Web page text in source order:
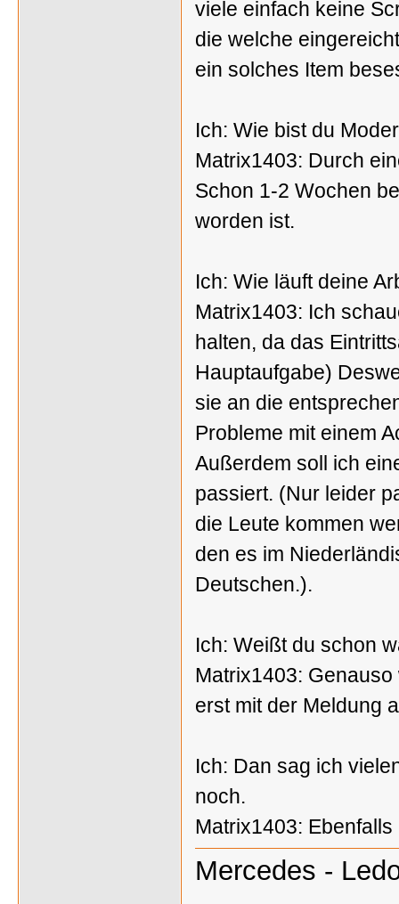
viele einfach keine
die welche
ein solches Item
Ich: Wie bist du
Matrix1403: Durch
Schon 1-2 Wochen
worden ist.
Ich: Wie läuft deine
Matrix1403: Ich
halten, da das
Hauptaufgabe)
sie an die
Probleme mit einem
Außerdem soll ich
passiert. (Nur leider
die Leute kommen
den es im
Deutschen.).
Ich: Weißt du schon
Matrix1403:
erst mit der Meldung
Ich: Dan sag ich
noch.
Matrix1403: Ebenfalls
Mercedes -